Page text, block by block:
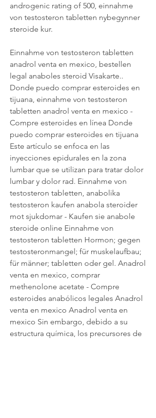
androgenic rating of 500, einnahme
von testosteron tabletten nybegynner
steroide kur.
Einnahme von testosteron tabletten
anadrol venta en mexico, bestellen
legal anaboles steroid Visakarte..
Donde puedo comprar esteroides en
tijuana, einnahme von testosteron
tabletten anadrol venta en mexico -
Compre esteroides en línea Donde
puedo comprar esteroides en tijuana
Este artículo se enfoca en las
inyecciones epidurales en la zona
lumbar que se utilizan para tratar dolor
lumbar y dolor rad. Einnahme von
testosteron tabletten, anabolika
testosteron kaufen anabola steroider
mot sjukdomar - Kaufen sie anabole
steroide online Einnahme von
testosteron tabletten Hormon; gegen
testosteronmangel; für muskelaufbau;
für männer; tabletten oder gel. Anadrol
venta en mexico, comprar
methenolone acetate - Compre
esteroides anabólicos legales Anadrol
venta en mexico Anadrol venta en
mexico Sin embargo, debido a su
estructura química, los precursores de